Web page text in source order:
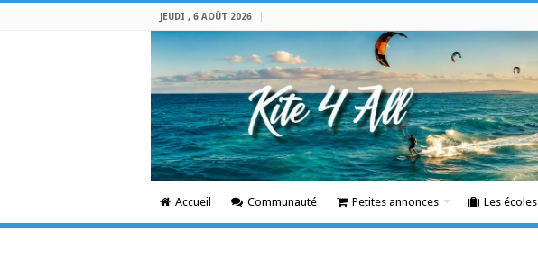
JEUDI , 6 AOÛT 2026
Accueil Communauté Petites annonces Les écoles